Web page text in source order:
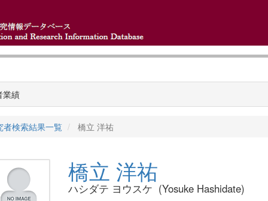
業績
者検索結果一覧 橋立 洋祐
橋立 洋祐
ハシダテ ヨウスケ (Yosuke Hashidate)